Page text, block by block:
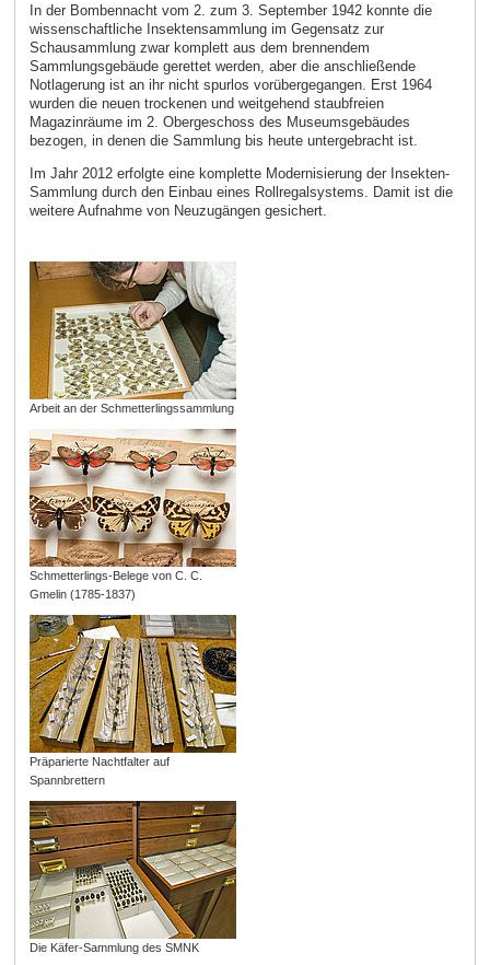
In der Bombennacht vom 2. zum 3. September 1942 konnte die
wissenschaftliche Insektensammlung im Gegensatz zur
Schausammlung zwar komplett aus dem brennendem
Sammlungsgebäude gerettet werden, aber die anschließende
Notlagerung ist an ihr nicht spurlos vorübergegangen. Erst 1964
wurden die neuen trockenen und weitgehend staubfreien
Magazinräume im 2. Obergeschoss des Museumsgebäudes
bezogen, in denen die Sammlung bis heute untergebracht ist.
Im Jahr 2012 erfolgte eine komplette Modernisierung der Insekten-
Sammlung durch den Einbau eines Rollregalsystems. Damit ist die
weitere Aufnahme von Neuzugängen gesichert.
Arbeit an der Schmetterlingssammlung
Schmetterlings-Belege von C. C.
Gmelin (1785-1837)
Präparierte Nachtfalter auf
Spannbrettern
Die Käfer-Sammlung des SMNK